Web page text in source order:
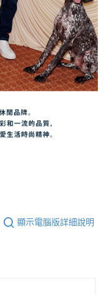
顯示電腦版詳細說明